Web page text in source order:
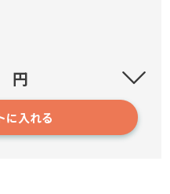
2,660円～
円
に入れる